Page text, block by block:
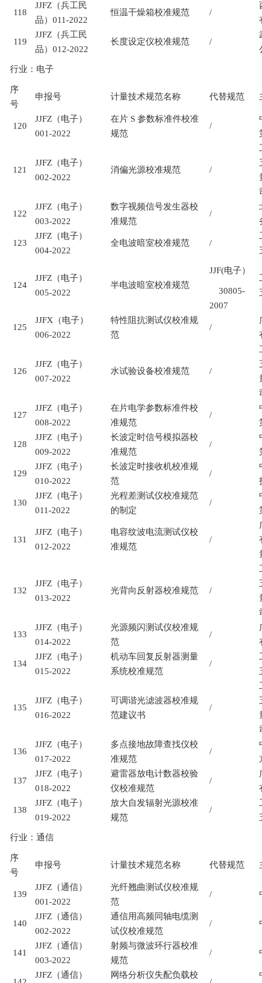
118
JJFZ （兵工民
品） 011-2022
恒温干燥箱校准规范 /
119
JJFZ （兵工民
品） 012-2022
长度设定仪校准规范 /
行业：电子
序
号
申报号 计量技术规范名称 代替规范
120
JJFZ （电子）
001-2022
在片 S 参数标准件校准
规范
/
121
JJFZ （电子）
002-2022
消偏光源校准规范 /
122
JJFZ （电子）
003-2022
数字视频信号发生器校
准规范
/
123
JJFZ （电子）
004-2022
全电波暗室校准规范 /
124
JJFZ （电子）
005-2022
半电波暗室校准规范
JJF(电子）
30805-
2007
125
JJFX （电子）
006-2022
特性阻抗测试仪校准规
范
/
126
JJFZ （电子）
007-2022
水试验设备校准规范 /
127
JJFZ （电子）
008-2022
在片电学参数标准件校
准规范
/
128
JJFZ （电子）
009-2022
长波定时信号模拟器校
准规范
/
129
JJFZ （电子）
010-2022
长波定时接收机校准规
范
/
130
JJFZ （电子）
011-2022
光程差测试仪校准规范
的制定
/
131
JJFZ （电子）
012-2022
电容纹波电流测试仪校
准规范
/
132
JJFZ （电子）
013-2022
光背向反射器校准规范 /
133
JJFZ （电子）
014-2022
光源频闪测试仪校准规
范
/
134
JJFZ （电子）
015-2022
机动车回复反射器测量
系统校准规范
/
135
JJFZ （电子）
016-2022
可调谐光滤波器校准规
范建议书
/
136
JJFZ （电子）
017-2022
多点接地故障查找仪校
准规范
/
137
JJFZ （电子）
018-2022
避雷器放电计数器校验
仪校准规范
/
138
JJFZ （电子）
019-2022
放大自发辐射光源校准
规范
/
行业：通信
序
号
申报号 计量技术规范名称 代替规范
139
JJFZ （通信）
001-2022
光纤翘曲测试仪校准规
范
/
140
JJFZ （通信）
002-2022
通信用高频同轴电缆测
试仪校准规范
/
141
JJFZ （通信）
003-2022
射频与微波环行器校准
规范
/
JJFZ （通信） 网络分析仪失配负载校